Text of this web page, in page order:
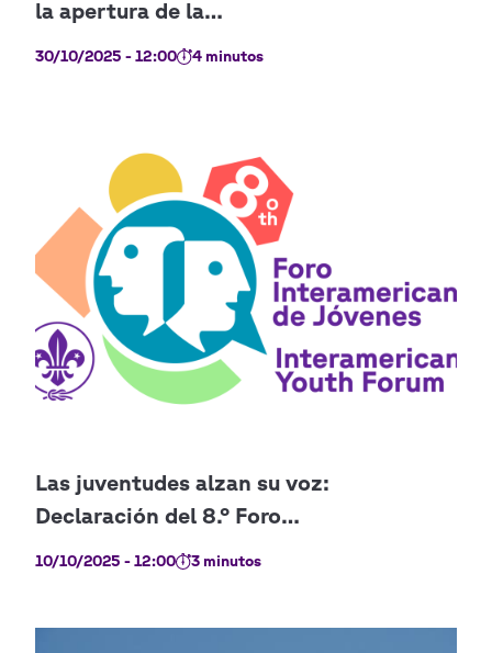
30/10/2025 - 12:00 4 minutos
10/10/2025 - 12:00 3 minutos